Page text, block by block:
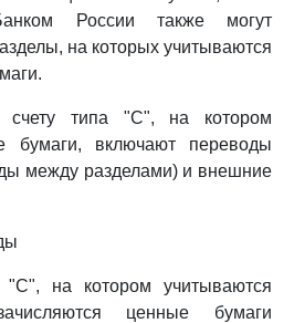
России также могут
на которых учитываются
типа "С", на котором
бумаги, включают переводы
между разделами) и внешние
на котором учитываются
ценные бумаги